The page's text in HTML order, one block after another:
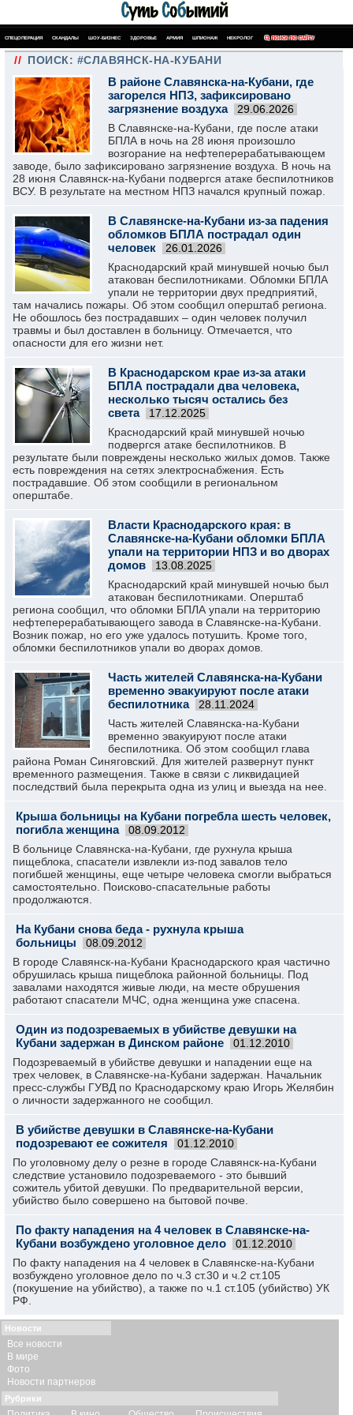
СПЕЦОПЕРАЦИЯ СКАНДАЛЫ ШОУ-БИЗНЕС ЗДОРОВЬЕ АРМИЯ ШПИОНАЖ НЕКРОЛОГ ПОИСК ПО САЙТУ
// ПОИСК: #СЛАВЯНСК-НА-КУБАНИ
В районе Славянска-на-Кубани, где
загорелся НПЗ, зафиксировано
загрязнение воздуха
29.06.2026
В Славянске-на-Кубани, где после атаки
БПЛА в ночь на 28 июня произошло
возгорание на нефтеперерабатывающем
заводе, было зафиксировано загрязнение воздуха. В ночь на
28 июня Славянск-на-Кубани подвергся атаке беспилотников
ВСУ. В результате на местном НПЗ начался крупный пожар.
В Славянске-на-Кубани из-за падения
обломков БПЛА пострадал один
человек
26.01.2026
Краснодарский край минувшей ночью был
атакован беспилотниками. Обломки БПЛА
упали не территории двух предприятий,
там начались пожары. Об этом сообщил оперштаб региона.
Не обошлось без пострадавших – один человек получил
травмы и был доставлен в больницу. Отмечается, что
опасности для его жизни нет.
В Краснодарском крае из-за атаки
БПЛА пострадали два человека,
несколько тысяч остались без
света
17.12.2025
Краснодарский край минувшей ночью
подвергся атаке беспилотников. В
результате были повреждены несколько жилых домов. Также
есть повреждения на сетях электроснабжения. Есть
пострадавшие. Об этом сообщили в региональном
оперштабе.
Власти Краснодарского края: в
Славянске-на-Кубани обломки БПЛА
упали на территории НПЗ и во дворах
домов
13.08.2025
Краснодарский край минувшей ночью был
атакован беспилотниками. Оперштаб
региона сообщил, что обломки БПЛА упали на территорию
нефтеперерабатывающего завода в Славянске-на-Кубани.
Возник пожар, но его уже удалось потушить. Кроме того,
обломки беспилотников упали во дворах домов.
Часть жителей Славянска-на-Кубани
временно эвакуируют после атаки
беспилотника
28.11.2024
Часть жителей Славянска-на-Кубани
временно эвакуируют после атаки
беспилотника. Об этом сообщил глава
района Роман Синяговский. Для жителей развернут пункт
временного размещения. Также в связи с ликвидацией
последствий была перекрыта одна из улиц и выезда на нее.
Крыша больницы на Кубани погребла шесть человек,
погибла женщина
08.09.2012
В больнице Славянска-на-Кубани, где рухнула крыша
пищеблока, спасатели извлекли из-под завалов тело
погибшей женщины, еще четыре человека смогли выбраться
самостоятельно. Поисково-спасательные работы
продолжаются.
На Кубани снова беда - рухнула крыша
больницы
08.09.2012
В городе Славянск-на-Кубани Краснодарского края частично
обрушилась крыша пищеблока районной больницы. Под
завалами находятся живые люди, на месте обрушения
работают спасатели МЧС, одна женщина уже спасена.
Один из подозреваемых в убийстве девушки на
Кубани задержан в Динском районе
01.12.2010
Подозреваемый в убийстве девушки и нападении еще на
трех человек, в Славянске-на-Кубани задержан. Начальник
пресс-службы ГУВД по Краснодарскому краю Игорь Желябин
о личности задержанного не сообщил.
В убийстве девушки в Славянске-на-Кубани
подозревают ее сожителя
01.12.2010
По уголовному делу о резне в городе Славянск-на-Кубани
следствие установило подозреваемого - это бывший
сожитель убитой девушки. По предварительной версии,
убийство было совершено на бытовой почве.
По факту нападения на 4 человек в Славянске-на-
Кубани возбуждено уголовное дело
01.12.2010
По факту нападения на 4 человек в Славянске-на-Кубани
возбуждено уголовное дело по ч.3 ст.30 и ч.2 ст.105
(покушение на убийство), а также по ч.1 ст.105 (убийство) УК
РФ.
Новости
Все новости
В мире
Фото
Новости партнеров
Рубрики